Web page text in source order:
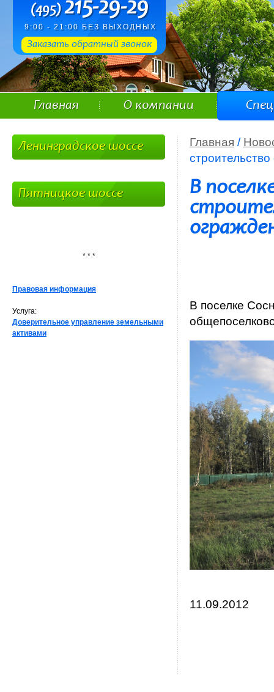
(495)215-29-29
9:00 - 21:00 БЕЗ ВЫХОДНЫХ
Заказать обратный звонок
Главная О компании
Главная /
В
В поселке
11.09.2012
Ленинградское шоссе
Пятницкое шоссе
* * *
Правовая информация
Услуга:
Доверительное управление земельными
активами